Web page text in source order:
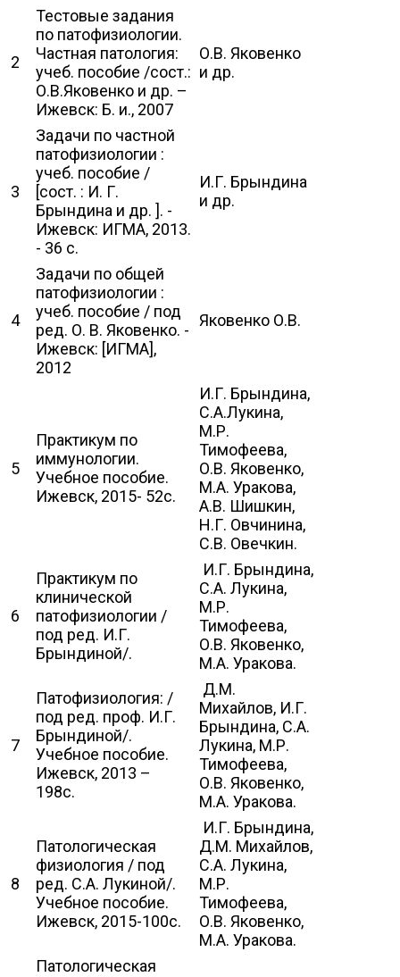
2
Тестовые задания
по патофизиологии.
Частная патология:
учеб. пособие /сост.:
О.В.Яковенко и др. –
Ижевск: Б. и., 2007
О.В. Яковенко
и др.
3
Задачи по частной
патофизиологии :
учеб. пособие /
[сост. : И. Г.
Брындина и др. ]. -
Ижевск: ИГМА, 2013.
- 36 с.
И.Г. Брындина
и др.
4
Задачи по общей
патофизиологии :
учеб. пособие / под
ред. О. В. Яковенко. -
Ижевск: [ИГМА],
2012
Яковенко О.В.
5
Практикум по
иммунологии.
Учебное пособие.
Ижевск, 2015- 52с.
И.Г. Брындина,
С.А.Лукина,
М.Р.
Тимофеева,
О.В. Яковенко,
М.А. Уракова,
А.В. Шишкин,
Н.Г. Овчинина,
С.В. Овечкин.
6
Практикум по
клинической
патофизиологии /
под ред. И.Г.
Брындиной/.
И.Г. Брындина,
С.А. Лукина,
М.Р.
Тимофеева,
О.В. Яковенко,
М.А. Уракова.
7
Патофизиология: /
под ред. проф. И.Г.
Брындиной/.
Учебное пособие.
Ижевск, 2013 –
198с.
Д.М.
Михайлов, И.Г.
Брындина, С.А.
Лукина, М.Р.
Тимофеева,
О.В. Яковенко,
М.А. Уракова.
8
Патологическая
физиология / под
ред. С.А. Лукиной/.
Учебное пособие.
Ижевск, 2015-100с.
И.Г. Брындина,
Д.М. Михайлов,
С.А. Лукина,
М.Р.
Тимофеева,
О.В. Яковенко,
М.А. Уракова.
Патологическая